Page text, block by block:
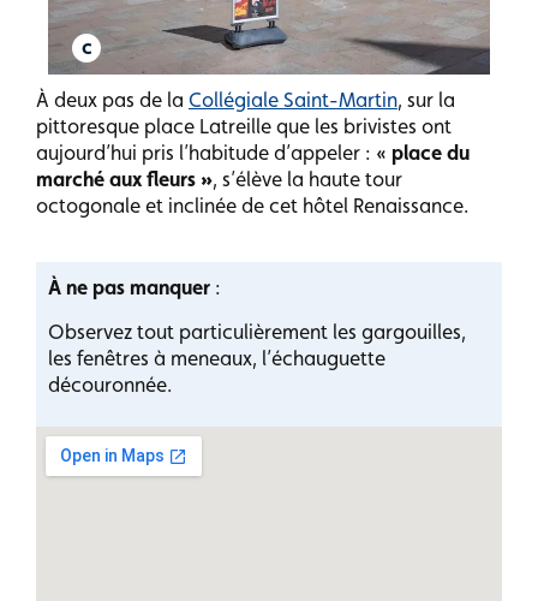
À deux pas de la Collégiale Saint-Martin, sur la
pittoresque place Latreille que les brivistes ont
aujourd’hui pris l’habitude d’appeler : « place du
marché aux fleurs », s’élève la haute tour
octogonale et inclinée de cet hôtel Renaissance.
À ne pas manquer :
Observez tout particulièrement les gargouilles,
les fenêtres à meneaux, l’échauguette
découronnée.